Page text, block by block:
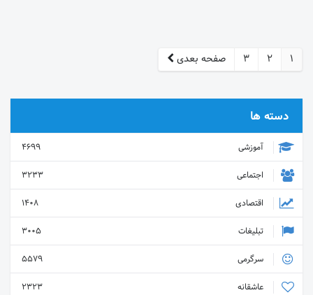
1
2
3 صفحه بعدی
دسته ها
آموزشی
4699
اجتماعی
3233
اقتصادی
1408
تبلیغات
3005
سرگرمی
5579
عاشقانه
2323